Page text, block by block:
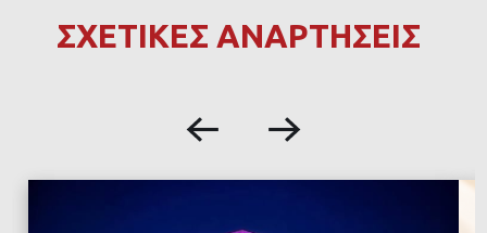
ΣΧΕΤΙΚΕΣ ΑΝΑΡΤΗΣΕΙΣ